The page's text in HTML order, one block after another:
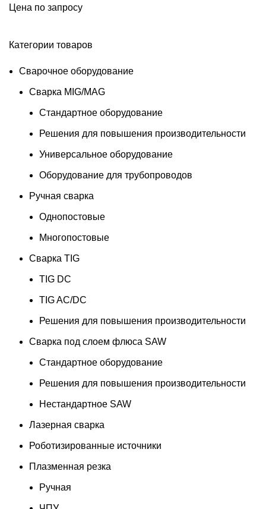
Категории товаров
Сварочное оборудование
Сварка MIG/MAG
Стандартное оборудование
Решения для повышения производительности
Универсальное оборудование
Оборудование для трубопроводов
Ручная сварка
Однопостовые
Многопостовые
Сварка TIG
TIG DC
TIG AC/DC
Решения для повышения производительности
Сварка под слоем флюса SAW
Стандартное оборудование
Решения для повышения производительности
Нестандартное SAW
Лазерная сварка
Роботизированные источники
Плазменная резка
Ручная
Цена по запросу